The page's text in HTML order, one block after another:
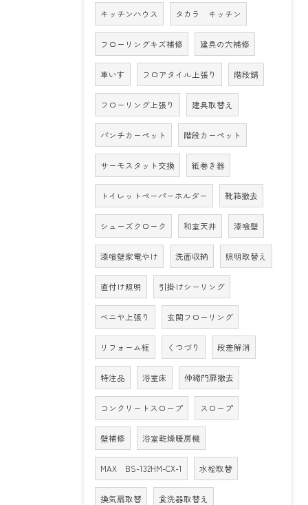
キッチンハウス タカラ キッチン
フローリングキズ補修 建具の穴補修
車いす フロアタイル上張り 階段錆
フローリング上張り 建具取替え
パンチカーペット 階段カーペット
サーモスタット交換 紙巻き器
トイレットペーパーホルダー 靴箱撤去
シューズクローク 和室天井 漆喰壁
漆喰壁家電やけ 洗面収納 照明取替え
直付け照明 引掛けシーリング
ベニヤ上張り 玄関フローリング
リフォーム框 くつづり 段差解消
特注品 浴室床 伸縮門扉撤去
コンクリートスロープ スロープ
壁補修 浴室乾燥暖房機
MAX BS-132HM-CX-1 水栓取替
換気扇取替 食洗器取替え